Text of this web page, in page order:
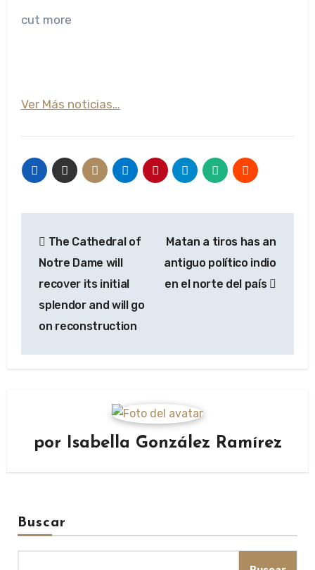
cut more
Ver Más noticias…
de
entradas
The Cathedral of
Notre Dame will
recover its initial
splendor and will go
on reconstruction
Matan a tiros has an
antiguo político indio
en el norte del país
por Isabella González Ramírez
Buscar